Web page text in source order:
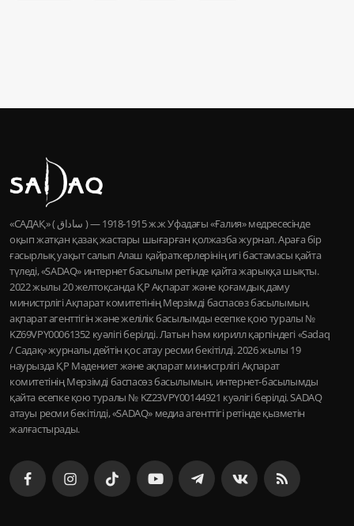
«САДАҚ» ( ساداق ) — 1915-1918 ж.ж Уфадағы «Ғалия» медресесінде
оқып жатқан қазақ жастары шығарған қолжазба журнал. Араға бір
ғасырлық уақыт салып Алаш қайраткерлерінің игі бастамасы қайта
түледі, «SADAQ» интернет басылым ретінде қайта жарыққа шықты.
2022 жылы 20 желтоқсанда ҚР Ақпарат және қоғамдық даму
министрлігі Ақпарат комитетінің Мерзімді баспасөз басылымын,
ақпарат агенттігін және желілік басылымды есепке қою туралы №
KZ69VPY00061352 куәлігі берілді. Латын һәм кирилл қарпіндегі «Sadaq
/ Садақ» журналы дейтін қос атау ресми бекітілді. 2026 жылы 19
наурызда ҚР Мәдениет және ақпарат министрлігі Ақпарат
комитетінің Мерзімді баспасөз басылымын, интернет-басылымды
қайта есепке қою туралы № KZ23VPY00144921 куәлігі берілді. SADAQ
атауы ресми бекітілді, «SADAQ» медиа агенттігі ретінде қызметін
жалғастырады.